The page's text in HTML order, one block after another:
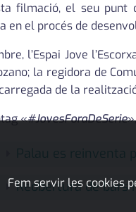
filmació, el seu
en el procés de
l’Espai Jove
la regidora de
de la
«#JovesForaDeSerie
Palau es reinventa
Reobertura de bars
Fem servir les cookies